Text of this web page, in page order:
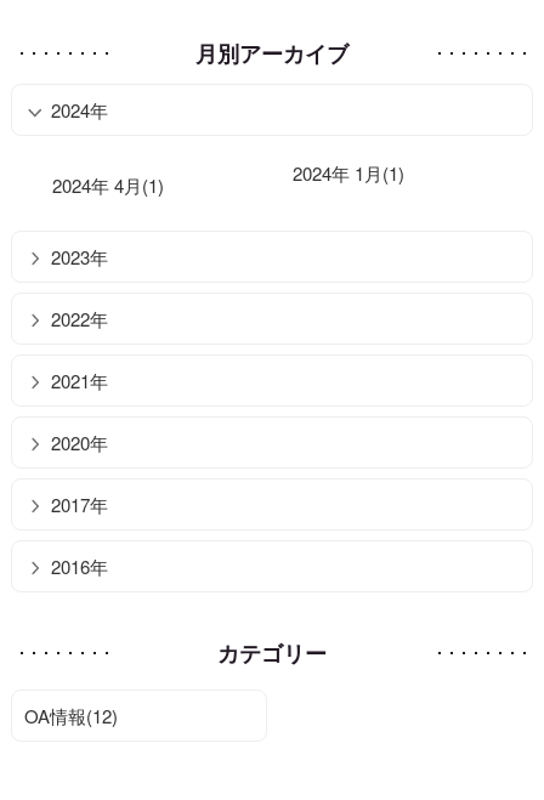
月別アーカイブ
2024年
2024年 4月(1) 2024年 1月(1)
2023年
2022年
2021年
2020年
2017年
2016年
カテゴリー
OA情報(12)